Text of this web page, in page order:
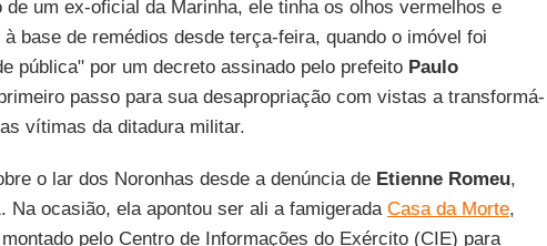
de um ex-oficial da Marinha, ele tinha os olhos vermelhos e
base de remédios desde terça-feira, quando o imóvel foi
pública" por um decreto assinado pelo prefeitoPaulo
passo para sua desapropriação com vistas a transformá-
vítimas da ditadura militar.
o lar dos Noronhas desde a denúncia deEtienne Romeu,
Na ocasião, ela apontou ser ali a famigerada Casa da Morte,
pelo Centro de Informações do Exército (CIE) para